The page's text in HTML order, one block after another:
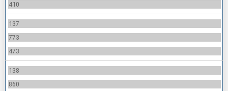
410
137
773
473
138
860